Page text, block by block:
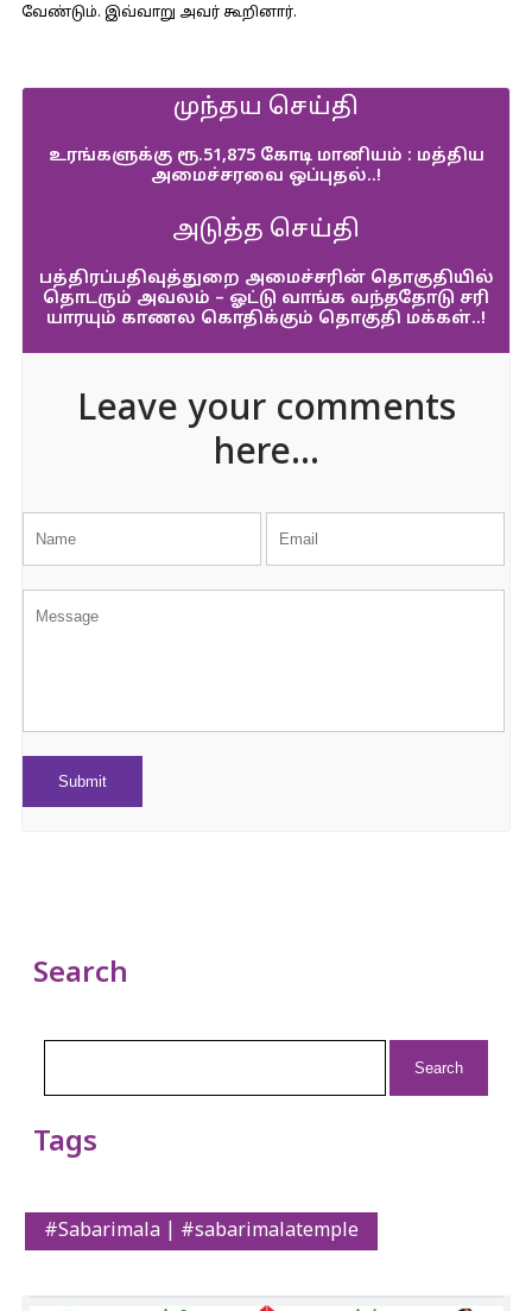
வேண்டும். இவ்வாறு அவர் கூறினார்.
முந்தய செய்தி
உரங்களுக்கு ரூ.51,875 கோடி மானியம் : மத்திய
அமைச்சரவை ஒப்புதல்..!
அடுத்த செய்தி
பத்திரப்பதிவுத்துறை அமைச்சரின் தொகுதியில்
தொடரும் அவலம் – ஓட்டு வாங்க வந்ததோடு சரி
யாரயும் காணல கொதிக்கும் தொகுதி மக்கள்..!
Leave your comments
here...
Search
Tags
#Sabarimala | #sabarimalatemple